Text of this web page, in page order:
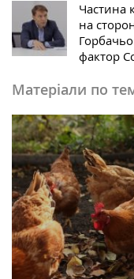
Частина
на
фактор
Матеріали по